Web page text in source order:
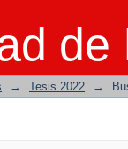
de
→ Tesis 2022 →